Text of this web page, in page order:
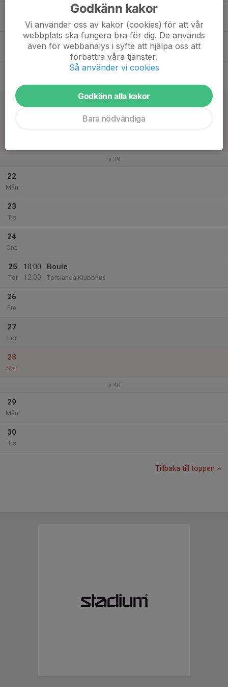
10:00
12:00
Boule
Torslanda Klubbhus
20
v.39
22
Mån
23
Tis
24
Ons
25
Tor
10:00
12:00
Boule
Torslanda Klubbhus
26
Fre
27
Lör
28
Sön
v.40
29
Mån
30
Tis
Tillbaka till toppen
Godkänn kakor
Vi använder oss av kakor (cookies) för att vår
webbplats ska fungera bra för dig. De används
även för webbanalys i syfte att hjälpa oss att
förbättra våra tjänster.
Så använder vi cookies
Godkänn alla kakor
Bara nödvändiga